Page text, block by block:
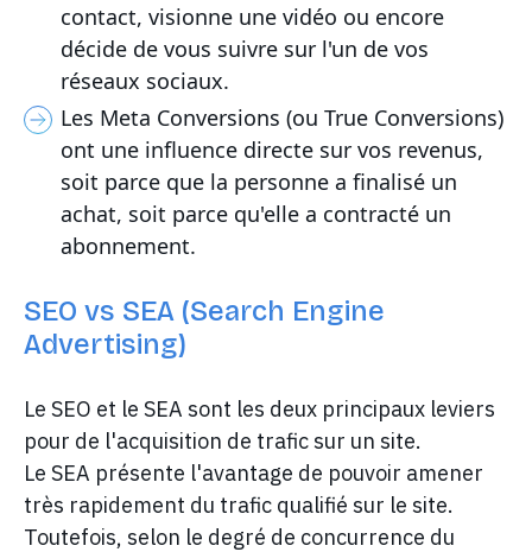
contact, visionne une vidéo ou encore
décide de vous suivre sur l'un de vos
réseaux sociaux.
Les Meta Conversions (ou True Conversions)
ont une influence directe sur vos revenus,
soit parce que la personne a finalisé un
achat, soit parce qu'elle a contracté un
abonnement.
SEO vs SEA (Search Engine
Advertising)
Le SEO et le SEA sont les deux principaux leviers
pour de l'acquisition de trafic sur un site.
Le SEA présente l'avantage de pouvoir amener
très rapidement du trafic qualifié sur le site.
Toutefois, selon le degré de concurrence du